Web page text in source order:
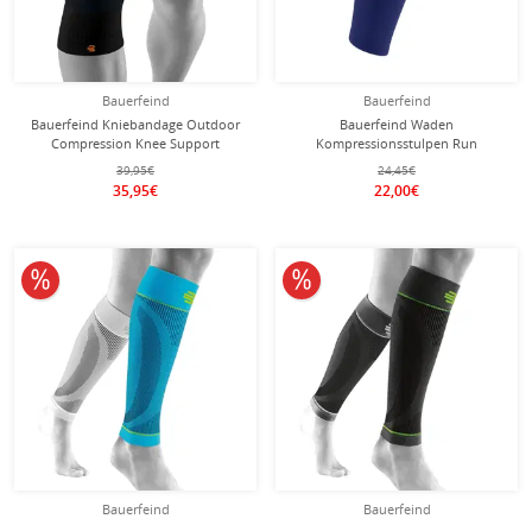
Bauerfeind
Bauerfeind Kniebandage Outdoor
Compression Knee Support
(Moderate Kompression) schwarz - 1
Stück
39,95€
35,95€
Bauerfeind
Bauerfeind Waden
Kompressionsstulpen Run
Compression Sleeves navyblau
Herren - 2 Stück
24,45€
22,00€
Bauerfeind
10% reduziert
Bauerfeind
10% reduziert